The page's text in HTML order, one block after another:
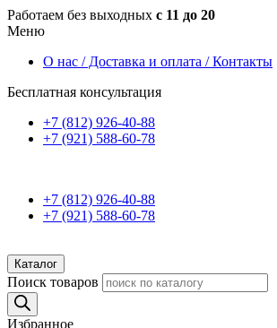
Работаем без выходных с 11 до 20
Меню
О нас / Доставка и оплата / Контакты
Бесплатная консультация
+7 (812) 926-40-88
+7 (921) 588-60-78
+7 (812) 926-40-88
+7 (921) 588-60-78
Каталог
Поиск товаров
Избранное